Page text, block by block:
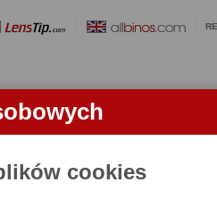
cookies
LORNETKI